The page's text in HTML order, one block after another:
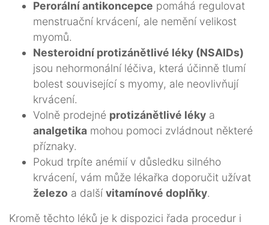
Perorální antikoncepce pomáhá regulovat
menstruační krvácení, ale nemění velikost
myomů.
Nesteroidní protizánětlivé léky (NSAIDs)
jsou nehormonální léčiva, která účinně tlumí
bolest související s myomy, ale neovlivňují
krvácení.
Volně prodejné protizánětlivé léky a
analgetika mohou pomoci zvládnout některé
příznaky.
Pokud trpíte anémií v důsledku silného
krvácení, vám může lékařka doporučit užívat
železo a další vitamínové doplňky.
Kromě těchto léků je k dispozici řada procedur i